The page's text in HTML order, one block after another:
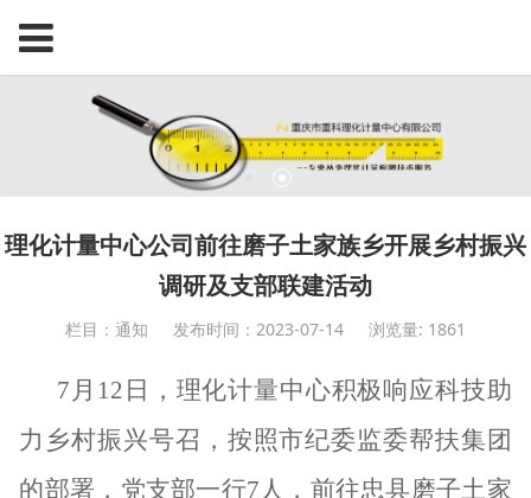
理化计量中心公司前往磨子土家族乡开展乡村振兴
调研及支部联建活动
栏目：通知 发布时间：2023-07-14 浏览量: 1861
7月12日，理化计量中心积极响应科技助
力乡村振兴号召，按照市纪委监委帮扶集团
的部署 ，党支部一行7人，前往忠县磨子土家